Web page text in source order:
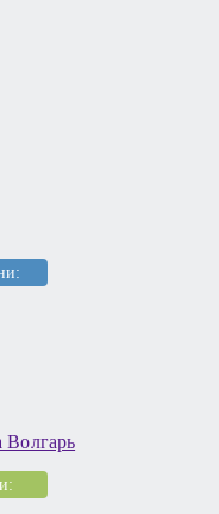
Волгарь